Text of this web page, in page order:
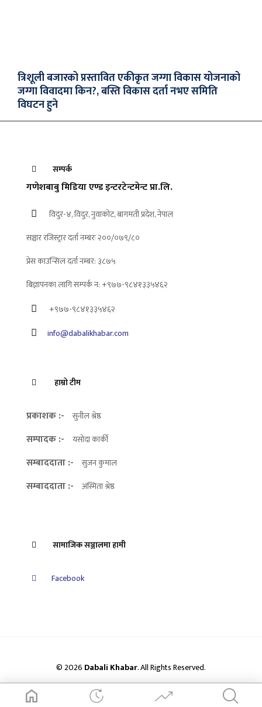
त्रिशूली बजारको प्रस्तावित एकीकृत जग्गा विकास योजनाको
जग्गा विवादमा किन?, बस्ति विकास दर्ता नभए समिति
विघटन हुने
सम्पर्क
गणेशबाबु मिडिया एण्ड इन्टरटेन्टमेन्ट प्रा.लि.
विदुर-४, विदुर, नुवाकोट, बागमती प्रदेश, नेपाल
सञ्चार रजिस्ट्रार दर्ता नम्बरः २००/०७९/८०
प्रेस काउन्सिल दर्ता नम्बर: ३८७५
बिज्ञापनका लागि सम्पर्क न: +९७७-९८४१३३५४६२
+९७७-९८४१३३५४६२
info@dabalikhabar.com
हाम्रो टीम
प्रकाशक :- सुनील श्रेष्ठ
सम्पादक :- यसोदा कार्की
सम्बाददाता :- सुजन कुमाल
सम्बाददाता :- अस्मिता श्रेष्ठ
सामाजिक सञ्जालमा हामी
Facebook
© 2026 Dabali Khabar. All Rights Reserved.